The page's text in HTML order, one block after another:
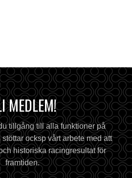
MEDLEM!
tillgång till alla funktioner på
ocksp vårt arbete med att
historiska racingresultat för
framtiden.